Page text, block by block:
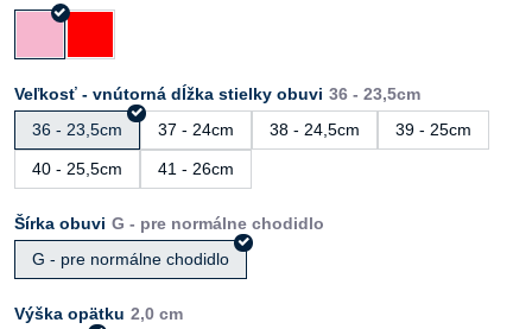
Veľkosť - vnútorná dĺžka stielky obuvi
36 - 23,5cm
37 - 24cm 38 - 24,5cm 39 - 25cm
40 - 25,5cm 41 - 26cm
Šírka obuvi
G - pre normálne chodidlo
Výška opätku